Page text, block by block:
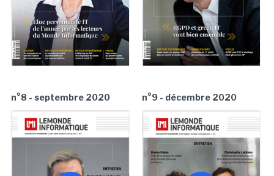
n°8 - septembre 2020 n°9 - décembre 2020